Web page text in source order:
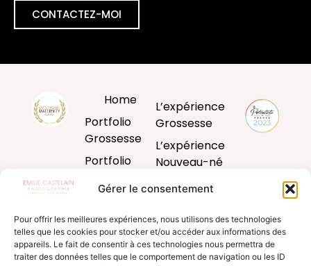
Gérer le consentement
Pour offrir les meilleures expériences, nous utilisons des technologies
telles que les cookies pour stocker et/ou accéder aux informations des
appareils. Le fait de consentir à ces technologies nous permettra de
traiter des données telles que le comportement de navigation ou les ID
CONTACTEZ-MOI
Home
Portfolio
Grossesse
Portfolio
Bébé
Portfolio
Famille
L’expérience
Grossesse
L’expérience
Nouveau-né
L’expérience
L’expérience
famille
Produits